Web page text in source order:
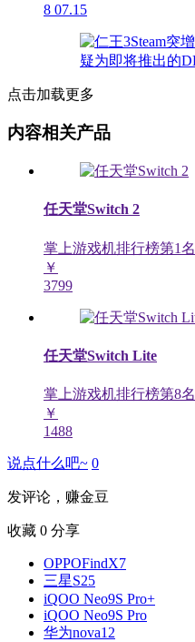
8 07.15
点击加载更多
内容相关产品
任天堂Switch 2
掌上游戏机排行榜第1名
￥
3799
任天堂Switch Lite
掌上游戏机排行榜第8名
￥
1488
说点什么吧~ 0
发评论，赚金豆
收藏 0 分享
OPPOFindX7
三星S25
iQOO Neo9S Pro+
iQOO Neo9S Pro
华为nova12